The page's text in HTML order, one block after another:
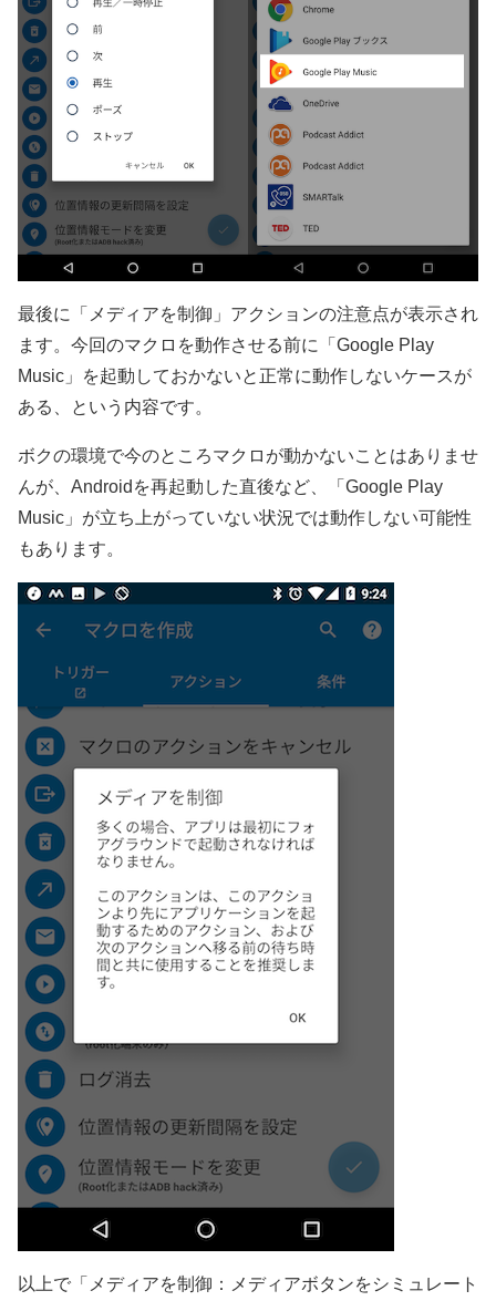
最後に「メディアを制御」アクションの注意点が表示され
ます。今回のマクロを動作させる前に「Google Play
Music」を起動しておかないと正常に動作しないケースが
ある、という内容です。
ボクの環境で今のところマクロが動かないことはありませ
んが、Androidを再起動した直後など、「Google Play
Music」が立ち上がっていない状況では動作しない可能性
もあります。
以上で「メディアを制御：メディアボタンをシミュレート